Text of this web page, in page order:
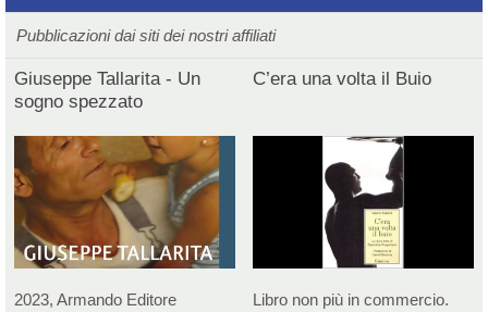
Pubblicazioni dai siti dei nostri affiliati
Giuseppe Tallarita - Un
sogno spezzato
2023, Armando Editore
C’era una volta il Buio
Libro non più in commercio.